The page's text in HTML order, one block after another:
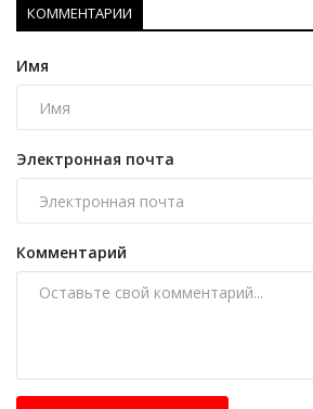
КОММЕНТАРИИ
Имя
Электронная почта
Комментарий